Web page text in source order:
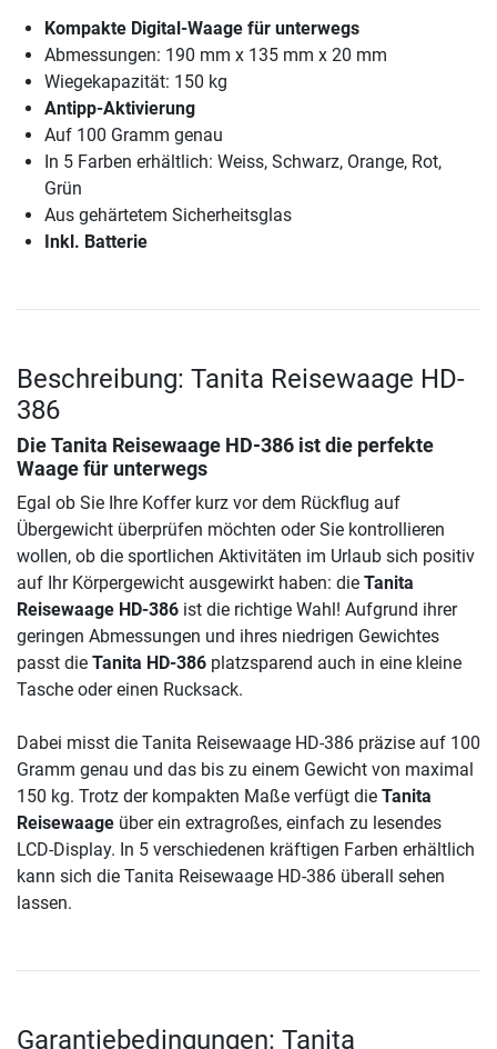
Kompakte Digital-Waage für unterwegs
Abmessungen: 190 mm x 135 mm x 20 mm
Wiegekapazität: 150 kg
Antipp-Aktivierung
Auf 100 Gramm genau
In 5 Farben erhältlich: Weiss, Schwarz, Orange, Rot,
Grün
Aus gehärtetem Sicherheitsglas
Inkl. Batterie
Beschreibung: Tanita Reisewaage HD-
386
Die Tanita Reisewaage HD-386 ist die perfekte
Waage für unterwegs
Egal ob Sie Ihre Koffer kurz vor dem Rückflug auf
Übergewicht überprüfen möchten oder Sie kontrollieren
wollen, ob die sportlichen Aktivitäten im Urlaub sich positiv
auf Ihr Körpergewicht ausgewirkt haben: die Tanita
Reisewaage HD-386 ist die richtige Wahl! Aufgrund ihrer
geringen Abmessungen und ihres niedrigen Gewichtes
passt die Tanita HD-386 platzsparend auch in eine kleine
Tasche oder einen Rucksack.
Dabei misst die Tanita Reisewaage HD-386 präzise auf 100
Gramm genau und das bis zu einem Gewicht von maximal
150 kg. Trotz der kompakten Maße verfügt die Tanita
Reisewaage über ein extragroßes, einfach zu lesendes
LCD-Display. In 5 verschiedenen kräftigen Farben erhältlich
kann sich die Tanita Reisewaage HD-386 überall sehen
lassen.
Garantiebedingungen: Tanita